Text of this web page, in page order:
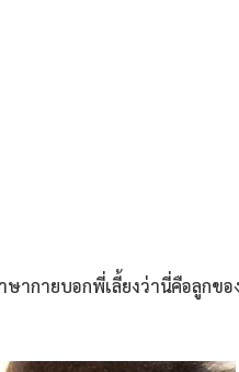
ากายบอกพี่เลี้ยงว่านี่คือลูกขอ